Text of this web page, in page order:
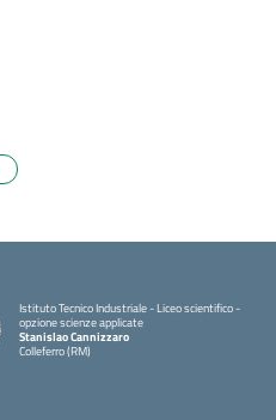
Istituto Tecnico Industriale - Liceo scientifico -
opzione scienze applicate
Stanislao Cannizzaro
Colleferro (RM)